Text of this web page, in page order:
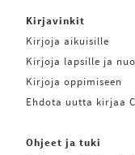
Kirjavinkit
Kirjoja aikuisille
Kirjoja lapsille ja
Kirjoja oppimiseen
Ehdota uutta kirjaa
Ohjeet ja tuki